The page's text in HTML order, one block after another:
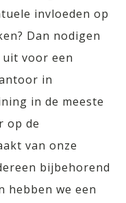
invloeden op
Dan nodigen
voor een
in
in de meeste
op de
van onze
bijbehorend
we een